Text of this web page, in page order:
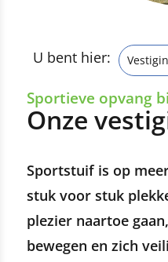
U bent hier:
Sportieve opvang
Onze
Sportstuif is op
stuk voor stuk
plezier naartoe
bewegen en zich